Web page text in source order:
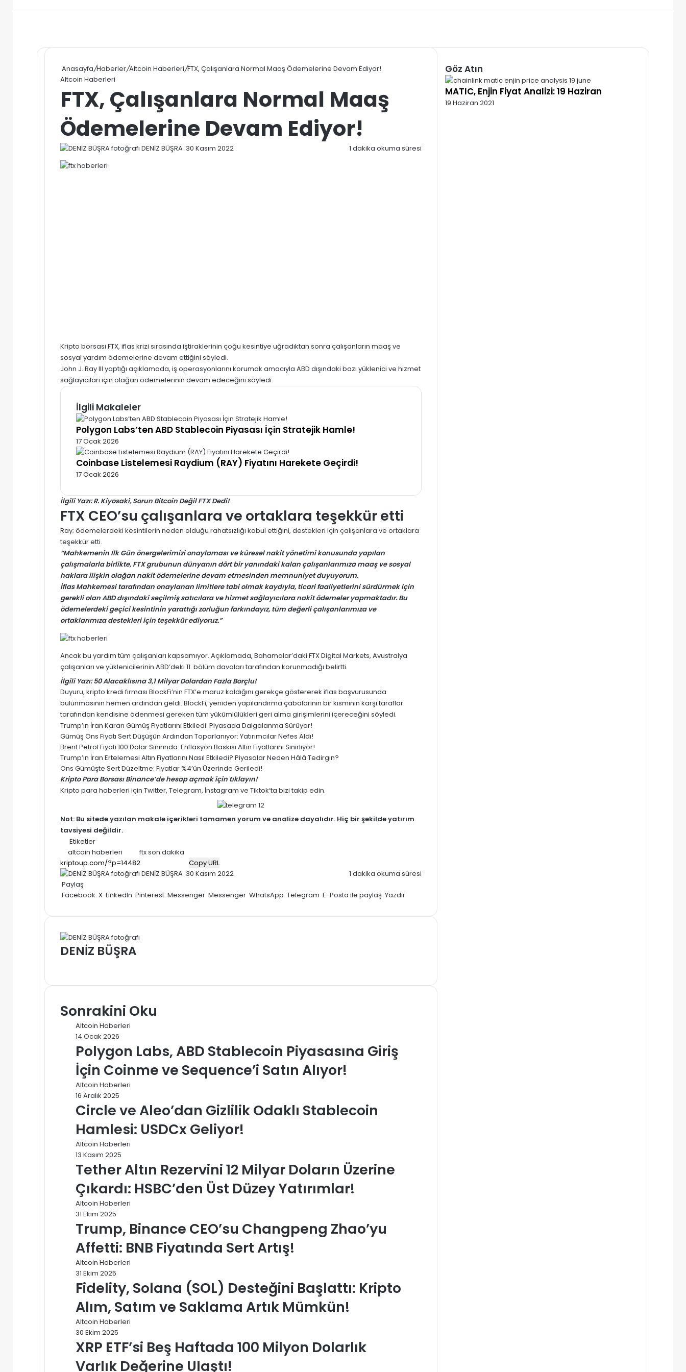
Anasayfa/Haberler/Altcoin Haberleri/FTX, Çalışanlara Normal Maaş Ödemelerine Devam Ediyor!
Altcoin Haberleri
FTX, Çalışanlara Normal Maaş
Ödemelerine Devam Ediyor!
DENİZ BÜŞRA Bir
30 Kasım 2022 1 dakika okuma süresi
Kripto borsası FTX, iflas krizi sırasında iştiraklerinin çoğu kesintiye uğradıktan sonra çalışanların maaş ve
sosyal yardım ödemelerine devam ettiğini söyledi.
John J. Ray III yaptığı açıklamada, iş operasyonlarını korumak amacıyla ABD dışındaki bazı yüklenici ve hizmet
sağlayıcıları için olağan ödemelerinin devam edeceğini söyledi.
İlgili Makaleler
Polygon Labs’ten ABD Stablecoin Piyasası İçin Stratejik Hamle!
17 Ocak 2026
Coinbase Listelemesi Raydium (RAY) Fiyatını Harekete Geçirdi!
17 Ocak 2026
İlgili Yazı:R. Kiyosaki, Sorun Bitcoin Değil FTX Dedi!
FTX CEO’su çalışanlara ve ortaklara teşekkür etti
Ray; ödemelerdeki kesintilerin neden olduğu rahatsızlığı kabul ettiğini, destekleri için çalışanlara ve ortaklara
teşekkür etti.
“Mahkemenin İlk Gün önergelerimizi onaylaması ve küresel nakit yönetimi konusunda yapılan
çalışmalarla birlikte, FTXgrubunun dünyanın dört bir yanındaki kalan çalışanlarımıza maaş ve sosyal
haklara ilişkin olağan nakit ödemelerine devam etmesinden memnuniyet duyuyorum.
İflas Mahkemesi tarafından onaylanan limitlere tabi olmak kaydıyla, ticari faaliyetlerini sürdürmek için
gerekli olan ABD dışındaki seçilmiş satıcılara ve hizmet sağlayıcılara nakit ödemeler yapmaktadır. Bu
ödemelerdeki geçici kesintinin yarattığı zorluğun farkındayız, tüm değerli çalışanlarımıza ve
ortaklarımıza destekleri için teşekkür ediyoruz.”
Ancak bu yardım tüm çalışanları kapsamıyor. Açıklamada, Bahamalar’daki FTXDigital Markets, Avustralya
çalışanları ve yüklenicilerinin ABD’deki 11. bölüm davaları tarafından korunmadığı belirtti.
İlgili Yazı:50 Alacaklısına 3,1 Milyar Dolardan Fazla Borçlu!
Duyuru, kripto kredi firması BlockFi’nin FTX’e maruz kaldığını gerekçe göstererek iflas başvurusunda
bulunmasının hemen ardından geldi. BlockFi, yeniden yapılandırma çabalarının bir kısmının karşı taraflar
tarafından kendisine ödenmesi gereken tüm yükümlülükleri geri alma girişimlerini içereceğini söyledi.
Trump’ın İran Kararı Gümüş Fiyatlarını Etkiledi: Piyasada Dalgalanma Sürüyor!
Gümüş Ons Fiyatı Sert Düşüşün Ardından Toparlanıyor: Yatırımcılar Nefes Aldı!
Brent Petrol Fiyatı 100 Dolar Sınırında: Enflasyon Baskısı Altın Fiyatlarını Sınırlıyor!
Trump’ın İran Ertelemesi Altın Fiyatlarını Nasıl Etkiledi? Piyasalar Neden Hâlâ Tedirgin?
Ons Gümüşte Sert Düzeltme: Fiyatlar %4’ün Üzerinde Geriledi!
Kripto Para Borsası Binance’de hesap açmak için tıklayın!
Kripto para haberleri için Twitter, Telegram, İnstagram ve Tiktok‘ta bizi takip edin.
Not: Bu sitede yazılan makale içerikleri tamamen yorum ve analize dayalıdır. Hiç bir şekilde yatırım
tavsiyesi değildir.
Etiketler
altcoin haberleri
ftx son dakika
Copy URL
DENİZ BÜŞRA Bir
posta
30 Kasım 2022
1 dakika okuma süresi
Paylaş
Facebook X LinkedIn Pinterest Messenger Messenger WhatsApp Telegram E-Posta ile paylaş Yazdır
DENİZ BÜŞRA
Sonrakini Oku
Altcoin Haberleri
14 Ocak 2026
Polygon Labs, ABD Stablecoin Piyasasına Giriş
İçin Coinme ve Sequence’i Satın Alıyor!
Altcoin Haberleri
16 Aralık 2025
Circle ve Aleo’dan Gizlilik Odaklı Stablecoin
Hamlesi: USDCx Geliyor!
Altcoin Haberleri
13 Kasım 2025
Tether Altın Rezervini 12 Milyar Doların Üzerine
Çıkardı: HSBC’den Üst Düzey Yatırımlar!
Altcoin Haberleri
31 Ekim 2025
Trump, Binance CEO’su Changpeng Zhao’yu
Affetti: BNB Fiyatında Sert Artış!
Altcoin Haberleri
31 Ekim 2025
Fidelity, Solana (SOL) Desteğini Başlattı: Kripto
Alım, Satım ve Saklama Artık Mümkün!
Altcoin Haberleri
30 Ekim 2025
XRP ETF’si Beş Haftada 100 Milyon Dolarlık
Varlık Değerine Ulaştı!
Göz Atın
Kapalı
MATIC, Enjin Fiyat Analizi: 19 Haziran
19 Haziran 2021